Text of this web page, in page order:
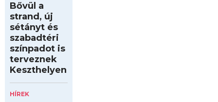
Bővül a
strand, új
sétányt és
szabadtéri
színpadot is
terveznek
Keszthelyen
HÍREK